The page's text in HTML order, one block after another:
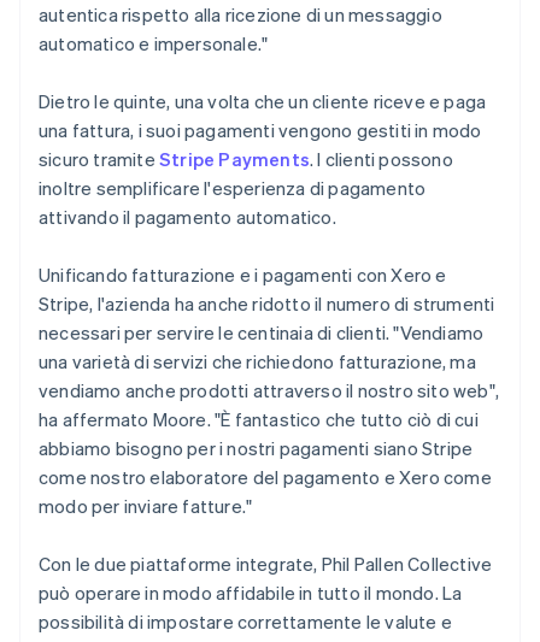
autentica rispetto alla ricezione di un messaggio
automatico e impersonale."
Dietro le quinte, una volta che un cliente riceve e paga
una fattura, i suoi pagamenti vengono gestiti in modo
sicuro tramite Stripe Payments. I clienti possono
inoltre semplificare l'esperienza di pagamento
attivando il pagamento automatico.
Unificando fatturazione e i pagamenti con Xero e
Stripe, l'azienda ha anche ridotto il numero di strumenti
necessari per servire le centinaia di clienti. "Vendiamo
una varietà di servizi che richiedono fatturazione, ma
vendiamo anche prodotti attraverso il nostro sito web",
ha affermato Moore. "È fantastico che tutto ciò di cui
abbiamo bisogno per i nostri pagamenti siano Stripe
come nostro elaboratore del pagamento e Xero come
modo per inviare fatture."
Con le due piattaforme integrate, Phil Pallen Collective
può operare in modo affidabile in tutto il mondo. La
possibilità di impostare correttamente le valute e